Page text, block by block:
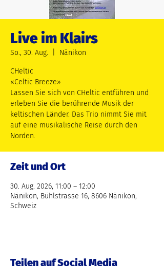
Live im Klairs
So., 30. Aug. Nänikon
CHeltic
«Celtic Breeze»
Lassen Sie sich von CHeltic entführen und
erleben Sie die berührende Musik der
keltischen Länder. Das Trio nimmt Sie mit
auf eine musikalische Reise durch den
Norden.
Zeit und Ort
30. Aug. 2026, 11:00 – 12:00
Nänikon, Bühlstrasse 16, 8606 Nänikon,
Schweiz
Teilen auf Social Media